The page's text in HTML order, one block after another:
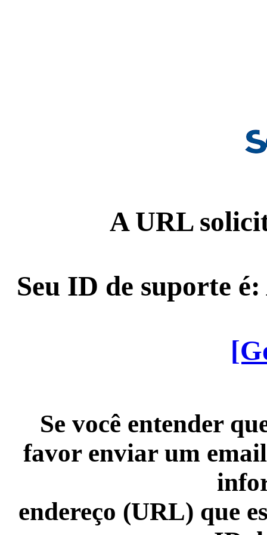
A URL
Seu ID de suporte
Se você entender
favor enviar um
endereço (URL) que